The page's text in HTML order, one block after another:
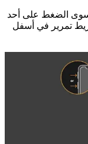
الضغط على أحد
تمرير في أسفل